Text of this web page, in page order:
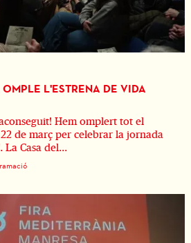
L'ESTRENA DE VIDA
Hem omplert tot el
de març per celebrar la jornada
La Casa del...